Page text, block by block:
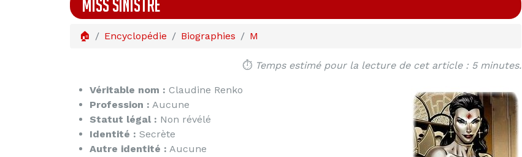
MISS SINISTRE
🏠 Encyclopédie Biographies M
⏱️ Temps estimé pour la lecture de cet article : 5 minutes.
Véritable nom : Claudine Renko
Profession : Aucune
Statut légal : Non révélé
Identité : Secrète
Autre identité : Aucune